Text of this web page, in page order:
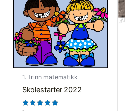
1. Trinn matematikk
Skolestarter 2022